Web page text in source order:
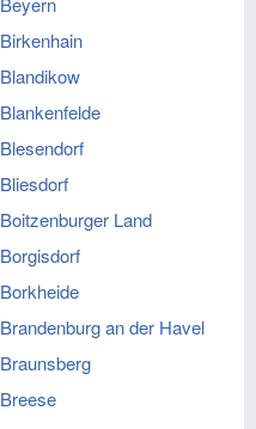
Birkenhain
Blandikow
Blankenfelde
Blesendorf
Bliesdorf
Boitzenburger Land
Borgisdorf
Borkheide
Brandenburg an der Havel
Braunsberg
Breese